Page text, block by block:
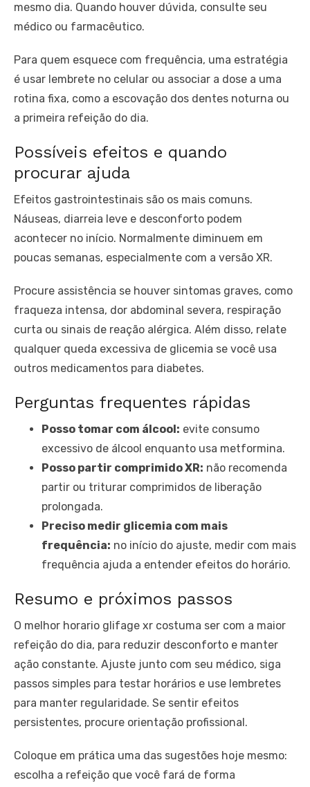
mesmo dia. Quando houver dúvida, consulte seu
médico ou farmacêutico.
Para quem esquece com frequência, uma estratégia
é usar lembrete no celular ou associar a dose a uma
rotina fixa, como a escovação dos dentes noturna ou
a primeira refeição do dia.
Possíveis efeitos e quando
procurar ajuda
Efeitos gastrointestinais são os mais comuns.
Náuseas, diarreia leve e desconforto podem
acontecer no início. Normalmente diminuem em
poucas semanas, especialmente com a versão XR.
Procure assistência se houver sintomas graves, como
fraqueza intensa, dor abdominal severa, respiração
curta ou sinais de reação alérgica. Além disso, relate
qualquer queda excessiva de glicemia se você usa
outros medicamentos para diabetes.
Perguntas frequentes rápidas
Posso tomar com álcool: evite consumo
excessivo de álcool enquanto usa metformina.
Posso partir comprimido XR: não recomenda
partir ou triturar comprimidos de liberação
prolongada.
Preciso medir glicemia com mais
frequência: no início do ajuste, medir com mais
frequência ajuda a entender efeitos do horário.
Resumo e próximos passos
O melhor horario glifage xr costuma ser com a maior
refeição do dia, para reduzir desconforto e manter
ação constante. Ajuste junto com seu médico, siga
passos simples para testar horários e use lembretes
para manter regularidade. Se sentir efeitos
persistentes, procure orientação profissional.
Coloque em prática uma das sugestões hoje mesmo:
escolha a refeição que você fará de forma